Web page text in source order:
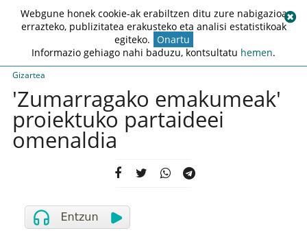
Gizartea
'Zumarragako emakumeak'
proiektuko partaideei
omenaldia
Webgune honek cookie-ak erabiltzen ditu zure nabigazioa
errazteko, publizitatea erakusteko eta analisi estatistikoak
egiteko. Onartu
Informazio gehiago nahi baduzu, kontsultatu hemen.